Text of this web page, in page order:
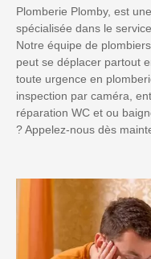
Plomberie Plomby, est
spécialisée dans le
Notre équipe de
peut se déplacer partout
toute urgence en
inspection par caméra,
réparation WC et ou
? Appelez-nous dès